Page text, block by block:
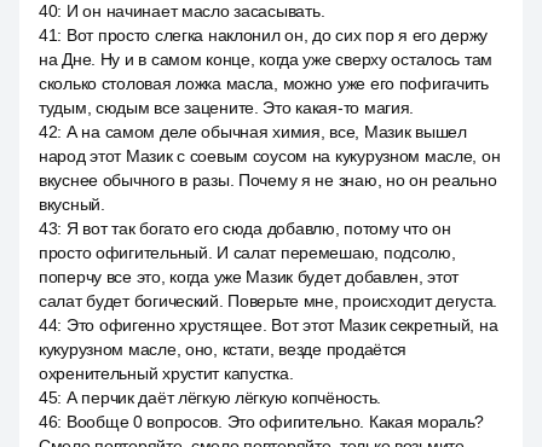
40: И он начинает масло засасывать.
41: Вот просто слегка наклонил он, до сих пор я его держу
на Дне. Ну и в самом конце, когда уже сверху осталось там
сколько столовая ложка масла, можно уже его пофигачить
тудым, сюдым все зацените. Это какая-то магия.
42: А на самом деле обычная химия, все, Мазик вышел
народ этот Мазик с соевым соусом на кукурузном масле, он
вкуснее обычного в разы. Почему я не знаю, но он реально
вкусный.
43: Я вот так богато его сюда добавлю, потому что он
просто офигительный. И салат перемешаю, подсолю,
поперчу все это, когда уже Мазик будет добавлен, этот
салат будет богический. Поверьте мне, происходит дегуста.
44: Это офигенно хрустящее. Вот этот Мазик секретный, на
кукурузном масле, оно, кстати, везде продаётся
охренительный хрустит капустка.
45: А перчик даёт лёгкую лёгкую копчёность.
46: Вообще 0 вопросов. Это офигительно. Какая мораль?